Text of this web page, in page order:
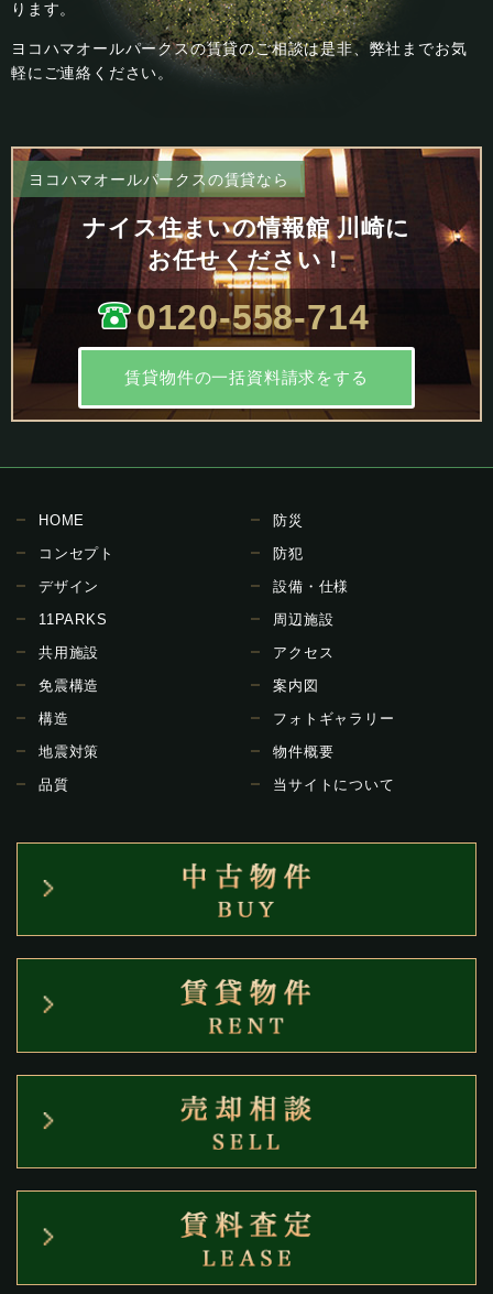
ります。
ヨコハマオールパークスの賃貸のご相談は是非、弊社までお気
軽にご連絡ください。
ヨコハマオールパークスの賃貸なら
ナイス住まいの情報館 川崎に
お任せください！
0120-558-714
賃貸物件の一括資料請求をする
HOME
コンセプト
デザイン
11PARKS
共用施設
免震構造
構造
地震対策
品質
防災
防犯
設備・仕様
周辺施設
アクセス
案内図
フォトギャラリー
物件概要
当サイトについて